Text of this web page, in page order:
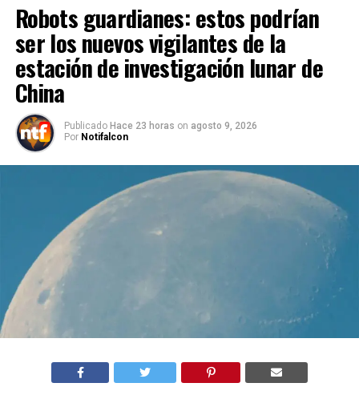
Robots guardianes: estos podrían
ser los nuevos vigilantes de la
estación de investigación lunar de
China
Publicado Hace 23 horas on agosto 9, 2026
Por Notifalcon